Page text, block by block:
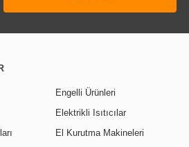
136,90 TL
Engelli Ürünleri
Elektrikli Isıtıcılar
El Kurutma Makineleri